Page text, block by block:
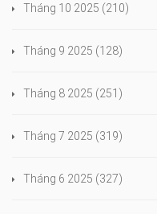
Tháng 10 2025 (210)
Tháng 9 2025 (128)
Tháng 8 2025 (251)
Tháng 7 2025 (319)
Tháng 6 2025 (327)